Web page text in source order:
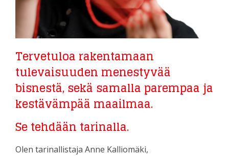
Tervetuloa rakentamaan
tulevaisuuden menestyvää
bisnestä, sekä samalla parempaa ja
kestävämpää maailmaa.
Se tehdään tarinalla.
Olen tarinallistaja Anne Kalliomäki,